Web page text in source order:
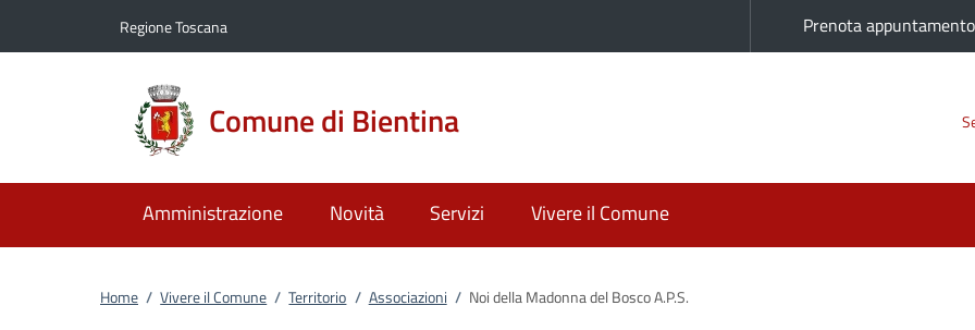
Regione Toscana Prenota
Comune di Bientina
Amministrazione Novità Servizi Vivere il Comune
Home / Vivere il Comune / Territorio / Associazioni / Noi della Madonna del Bosco A.P.S.